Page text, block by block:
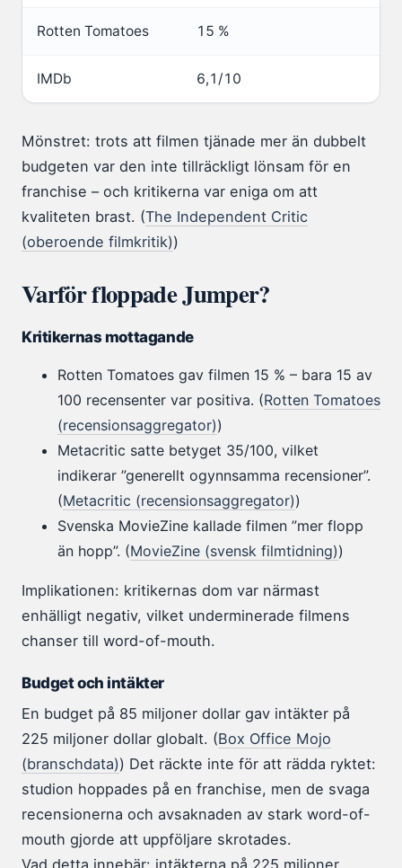
Rotten Tomatoes 15 %
IMDb 6,1/10
Mönstret: trots att filmen tjänade mer än dubbelt
budgeten var den inte tillräckligt lönsam för en
franchise – och kritikerna var eniga om att
kvaliteten brast. (The Independent Critic
(oberoende filmkritik))
Varför floppade Jumper?
Kritikernas mottagande
Rotten Tomatoes gav filmen 15 % – bara 15 av
100 recensenter var positiva. (Rotten Tomatoes
(recensionsaggregator))
Metacritic satte betyget 35/100, vilket
indikerar ”generellt ogynnsamma recensioner”.
(Metacritic (recensionsaggregator))
Svenska MovieZine kallade filmen ”mer flopp
än hopp”. (MovieZine (svensk filmtidning))
Implikationen: kritikernas dom var närmast
enhälligt negativ, vilket underminerade filmens
chanser till word-of-mouth.
Budget och intäkter
En budget på 85 miljoner dollar gav intäkter på
225 miljoner dollar globalt. (Box Office Mojo
(branschdata)) Det räckte inte för att rädda ryktet:
studion hoppades på en franchise, men de svaga
recensionerna och avsaknaden av stark word-of-
mouth gjorde att uppföljare skrotades.